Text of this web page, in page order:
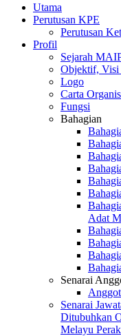
Utama
Perutusan KPE
Perutusan
Profil
Sejarah
Objektif,
Logo
Carta
Fungsi
Bahagian
Adat
Senarai
Senarai
Ditubuhkan
Melayu Perak